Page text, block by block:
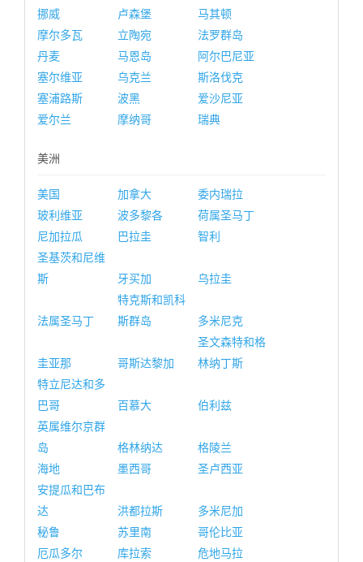
挪威
卢森堡
马其顿
摩尔多瓦
立陶宛
法罗群岛
丹麦
马恩岛
阿尔巴尼亚
塞尔维亚
乌克兰
斯洛伐克
塞浦路斯
波黑
爱沙尼亚
爱尔兰
摩纳哥 瑞典
美洲
美国 加拿大
委内瑞拉
玻利维亚
波多黎各
荷属圣马丁
尼加拉瓜
巴拉圭
智利
圣基茨和尼维
斯
牙买加 乌拉圭
法属圣马丁
特克斯和凯科
斯群岛
多米尼克
圭亚那 哥斯达黎加
圣文森特和格
林纳丁斯
特立尼达和多
巴哥
百慕大
伯利兹
英属维尔京群
岛
格林纳达
格陵兰
海地
墨西哥
圣卢西亚
安提瓜和巴布
达
洪都拉斯
多米尼加
秘鲁
苏里南
哥伦比亚
厄瓜多尔
库拉索
危地马拉